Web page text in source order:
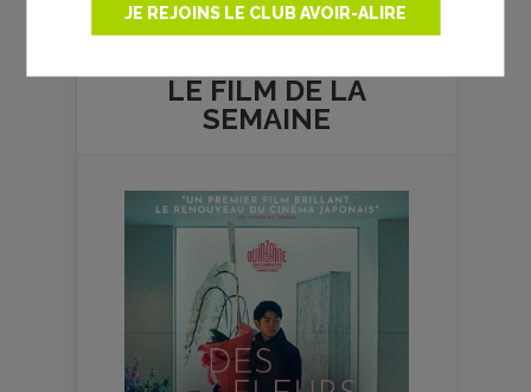
JE REJOINS LE CLUB AVOIR-ALIRE
LE FILM DE LA
SEMAINE